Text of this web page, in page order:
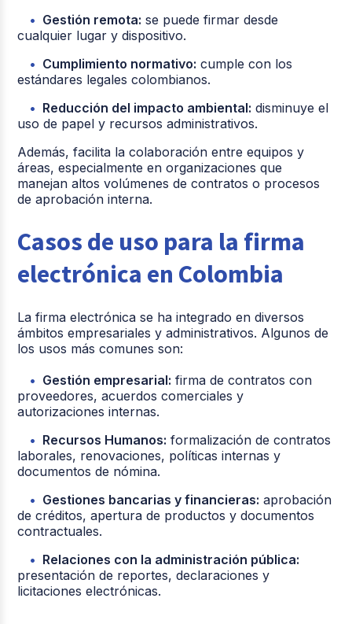
Gestión remota: se puede firmar desde
cualquier lugar y dispositivo.
Cumplimiento normativo: cumple con los
estándares legales colombianos.
Reducción del impacto ambiental: disminuye el
uso de papel y recursos administrativos.
Además, facilita la colaboración entre equipos y
áreas, especialmente en organizaciones que
manejan altos volúmenes de contratos o procesos
de aprobación interna.
Casos de uso para la firma
electrónica en Colombia
La firma electrónica se ha integrado en diversos
ámbitos empresariales y administrativos. Algunos de
los usos más comunes son:
Gestión empresarial: firma de contratos con
proveedores, acuerdos comerciales y
autorizaciones internas.
Recursos Humanos: formalización de contratos
laborales, renovaciones, políticas internas y
documentos de nómina.
Gestiones bancarias y financieras: aprobación
de créditos, apertura de productos y documentos
contractuales.
Relaciones con la administración pública:
presentación de reportes, declaraciones y
licitaciones electrónicas.